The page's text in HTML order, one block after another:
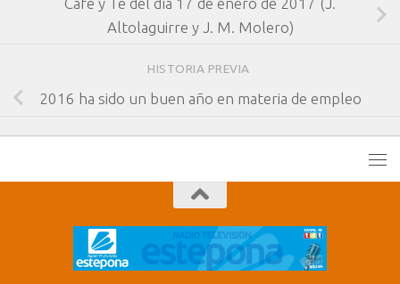
Altolaguirre y J. M. Molero)
HISTORIA PREVIA
2016 ha sido un buen año en materia de empleo